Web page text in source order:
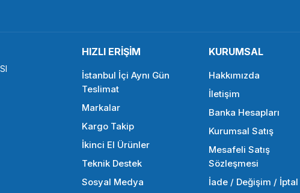
SMALLRİG
SmallRig CCC2515B Canon EOS M6 II İçin Kafes
HIZLI ERİŞİM
İstanbul İçi Aynı Gün
Teslimat
Markalar
Kargo Takip
İkinci El Ürünler
Teknik Destek
Sosyal Medya
KURUMSAL
Hakkımızda
İletişim
Banka Hesapları
Kurumsal Satış
Mesafeli Satış
Sözleşmesi
İade / Değişim / İptal